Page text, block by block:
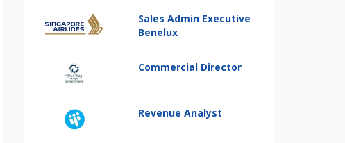
Sales Admin Executive
Benelux
Commercial Director
Revenue Analyst